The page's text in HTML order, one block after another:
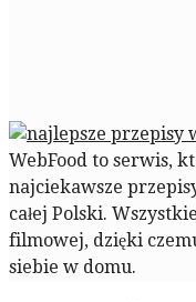
WebFood to serwis,
najciekawsze
całej Polski.
filmowej, dzięki
siebie w domu.